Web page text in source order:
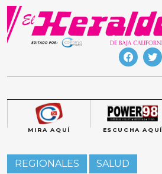
Skip
content
MIRA AQUÍ ESCUCHA AQUÍ
REGIONALES SALUD